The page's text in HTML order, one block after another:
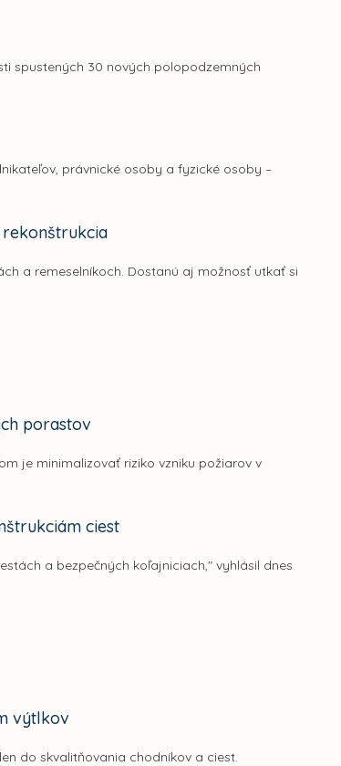
spustených 30 nových polopodzemných
právnické osoby a fyzické osoby –
a remeselníkoch. Dostanú aj možnosť utkať si
porastov
je minimalizovať riziko vzniku požiarov v
ciest
a bezpečných koľajniciach," vyhlásil dnes
výtlkov
do skvalitňovania chodníkov a ciest.